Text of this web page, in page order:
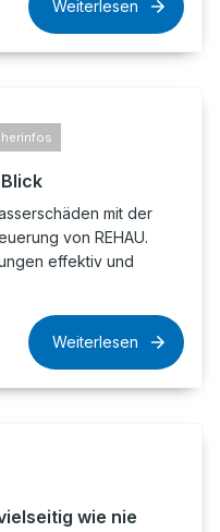
Weiterlesen
mit der
von REHAU.
effektiv und
Weiterlesen
wie nie